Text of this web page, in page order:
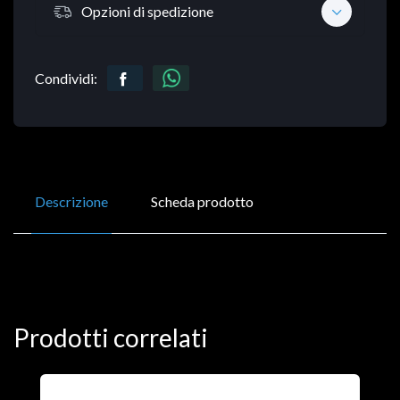
Opzioni di spedizione
Condividi:
Descrizione Scheda prodotto
Prodotti correlati